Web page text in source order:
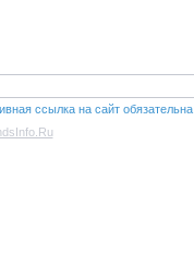
ссылка на сайт обязательна.